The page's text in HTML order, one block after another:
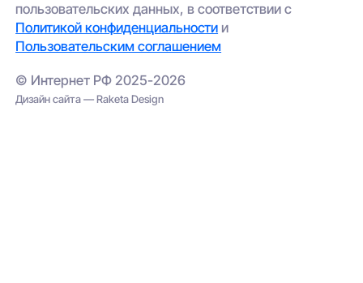
пользовательских данных, в соответствии с
Политикой конфиденциальности и
Пользовательским соглашением
© Интернет РФ 2025-2026
Дизайн сайта — Raketa Design